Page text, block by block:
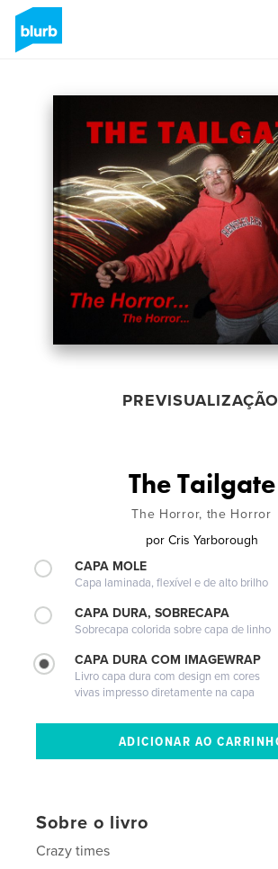
PREVISUALIZAÇÃO
The Tailgate
The Horror, the Horror
por Cris Yarborough
CAPA MOLE
Capa laminada, flexível e de alto brilho
CAPA DURA, SOBRECAPA
Sobrecapa colorida sobre capa de linho
CAPA DURA COM IMAGEWRAP
Livro capa dura com design em cores
vivas impresso diretamente na capa
Sobre o livro
Crazy times